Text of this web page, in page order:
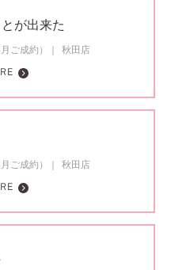
が出来た
ご成約）
秋田店
ご成約）
秋田店